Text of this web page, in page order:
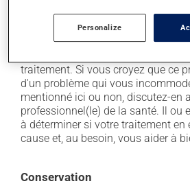
il peut causer une fatigue
il peut causer des nausées et
traitement. Si vous croyez que ce
d'un problème qui vous
mentionné ici ou non, discutez-en
professionnel(le) de la santé. Il ou
à déterminer si votre traitement en
cause et, au besoin, vous aider à
Conservation
Personalize